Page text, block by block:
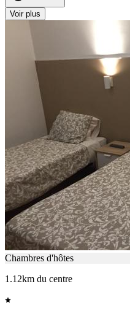
Voir plus
Chambres d'hôtes
1.12km du centre